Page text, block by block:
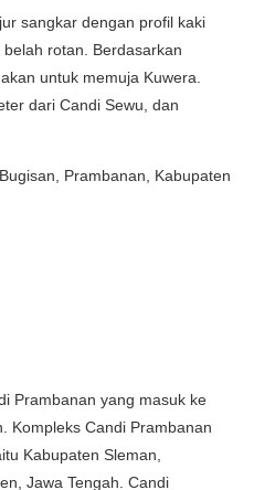
sangkar dengan profil kaki
rotan. Berdasarkan
untuk memuja Kuwera.
dari Candi Sewu, dan
Prambanan, Kabupaten
Prambanan yang masuk ke
Kompleks Candi Prambanan
Kabupaten Sleman,
Jawa Tengah. Candi